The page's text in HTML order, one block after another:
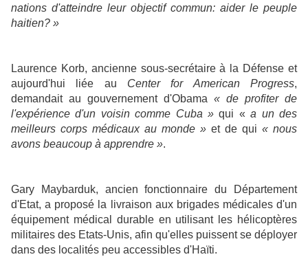
nations d'atteindre leur objectif commun: aider le peuple
haitien? »
Laurence Korb, ancienne sous-secrétaire à la Défense et
aujourd'hui liée au Center for American Progress,
demandait au gouvernement d'Obama « de profiter de
l'expérience d'un voisin comme Cuba » qui « a un des
meilleurs corps médicaux au monde » et de qui « nous
avons beaucoup à apprendre ».
Gary Maybarduk, ancien fonctionnaire du Département
d'Etat, a proposé la livraison aux brigades médicales d'un
équipement médical durable en utilisant les hélicoptères
militaires des Etats-Unis, afin qu'elles puissent se déployer
dans des localités peu accessibles d'Haïti.